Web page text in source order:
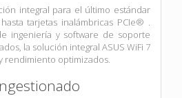
integral para el último estándar
tarjetas inalámbricas PCIe® .
ingeniería y software de soporte
la solución integral ASUS WiFi 7
rendimiento optimizados.